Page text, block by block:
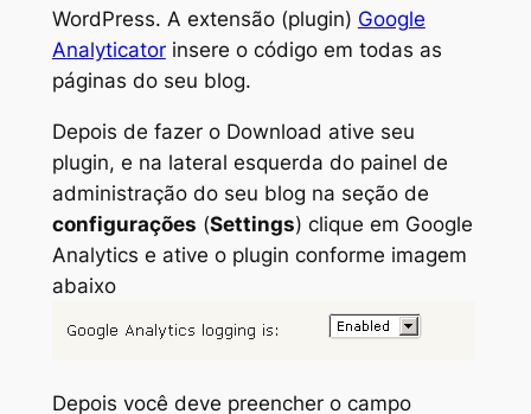
WordPress. A extensão (plugin) Google
Analyticatorinsere o código em todas as
páginas do seu blog.
Depois de fazer o Download ative seu
plugin, e na lateral esquerda do painel de
administração do seu blog na seção de
configurações (Settings) clique em Google
Analytics e ative o plugin conforme imagem
abaixo
Depois você deve preencher o campo